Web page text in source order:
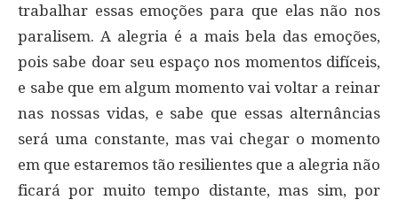
trabalhar essas emoções para que elas não nos
paralisem. A alegria é a mais bela das emoções,
pois sabe doar seu espaço nos momentos difíceis,
e sabe que em algum momento vai voltar a reinar
nas nossas vidas, e sabe que essas alternâncias
será uma constante, mas vai chegar o momento
em que estaremos tão resilientes que a alegria não
ficará por muito tempo distante, mas sim, por